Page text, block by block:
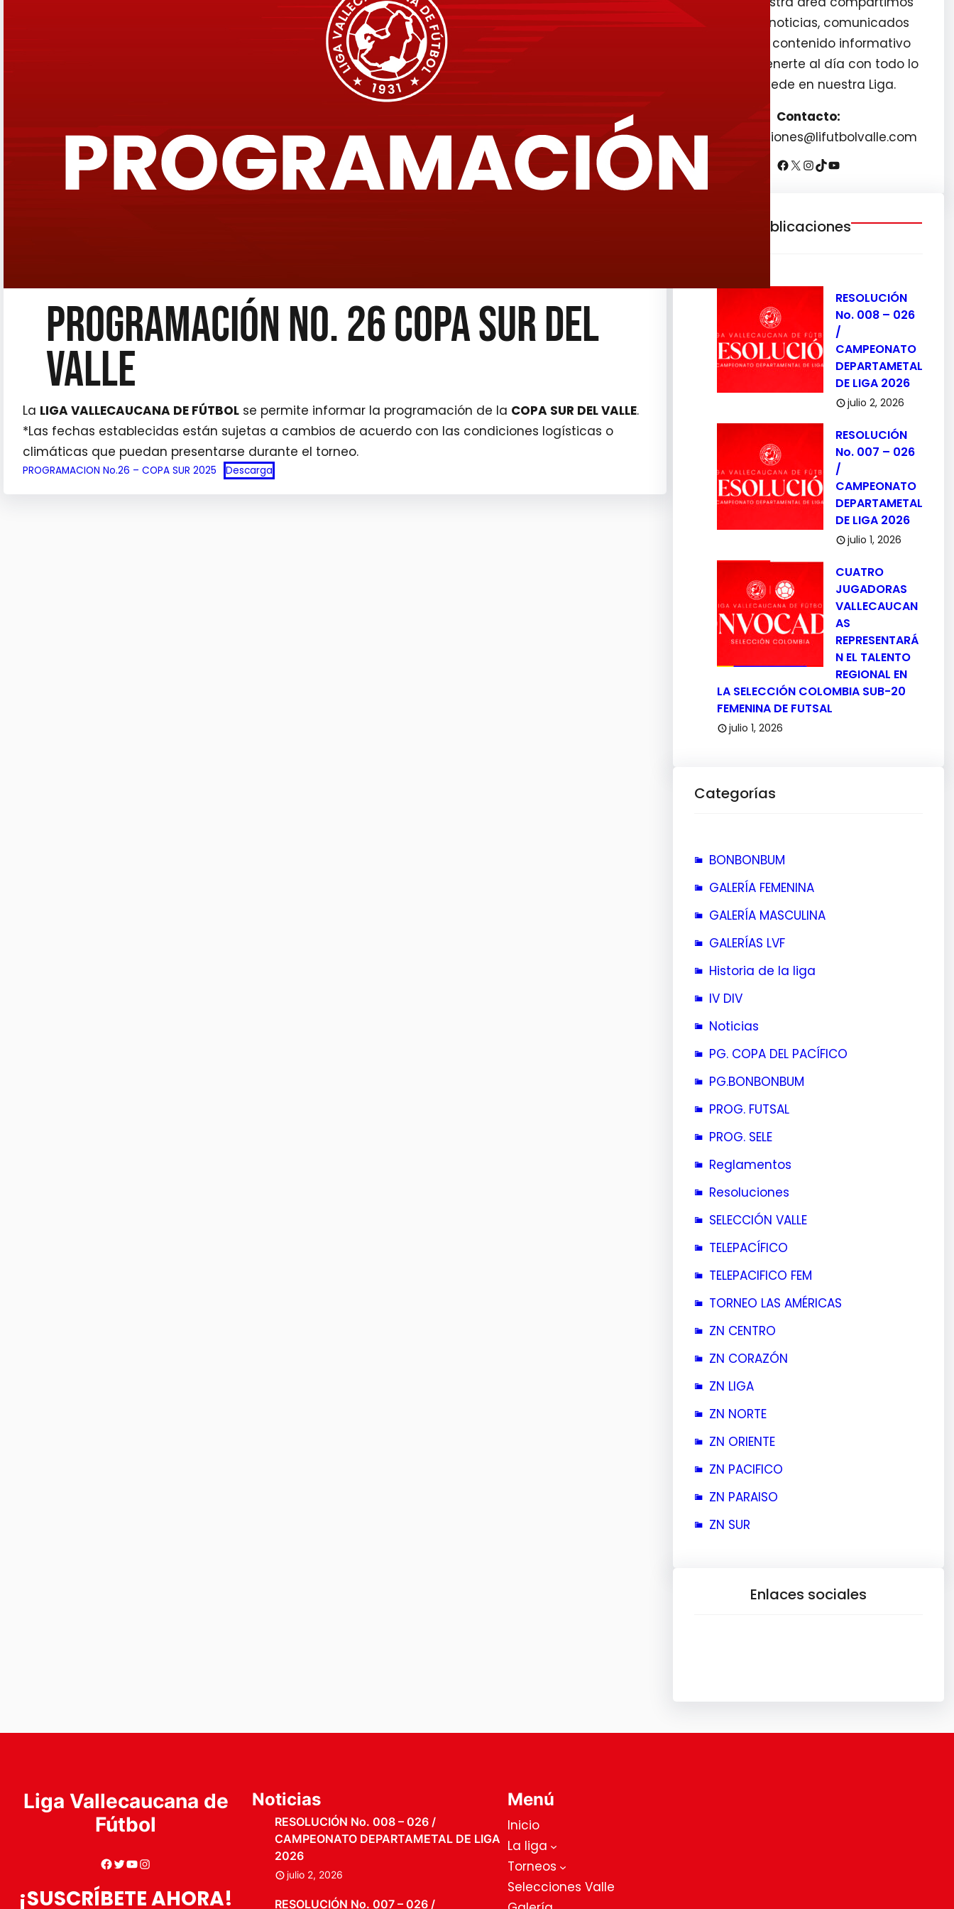
PROGRAMACIÓN No. 26 COPA SUR DEL
VALLE
La LIGA VALLECAUCANA DE FÚTBOLse permite informar la programación de la COPA SUR DEL VALLE.
*Las fechas establecidas están sujetas a cambios de acuerdo con las condiciones logísticas o
climáticas que puedan presentarse durante el torneo.
PROGRAMACION No.26 – COPA SUR 2025 Descarga
boletines, noticias, comunicados
oficiales y contenido informativo
para mantenerte al día con todo lo
que sucede en nuestra Liga.
Contacto:
comunicaciones@lifutbolvalle.com
Últimas publicaciones
RESOLUCIÓN
No. 008 – 026
/
CAMPEONATO
DEPARTAMETAL
DE LIGA 2026
julio 2, 2026
RESOLUCIÓN
No. 007 – 026
/
CAMPEONATO
DEPARTAMETAL
DE LIGA 2026
julio 1, 2026
CUATRO
JUGADORAS
VALLECAUCAN
AS
REPRESENTARÁ
N EL TALENTO
REGIONAL EN
LA SELECCIÓN COLOMBIA SUB-20
FEMENINA DE FUTSAL
julio 1, 2026
Categorías
BONBONBUM
GALERÍA FEMENINA
GALERÍA MASCULINA
GALERÍAS LVF
Historia de la liga
IV DIV
Noticias
PG. COPA DEL PACÍFICO
PG.BONBONBUM
PROG. FUTSAL
PROG. SELE
Reglamentos
Resoluciones
SELECCIÓN VALLE
TELEPACÍFICO
TELEPACIFICO FEM
TORNEO LAS AMÉRICAS
ZN CENTRO
ZN CORAZÓN
ZN LIGA
ZN NORTE
ZN ORIENTE
ZN PACIFICO
ZN PARAISO
ZN SUR
Enlaces sociales
Liga Vallecaucana de
Fútbol
¡SUSCRÍBETE AHORA!
Noticias
RESOLUCIÓN No. 008 – 026 /
CAMPEONATO DEPARTAMETAL DE LIGA
2026
julio 2, 2026
RESOLUCIÓN No. 007 – 026 /
Menú
Inicio
La liga
Torneos
Selecciones Valle